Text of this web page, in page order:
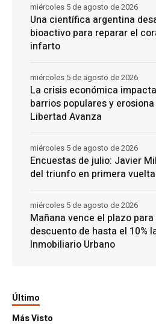
Una científica argentina
bioactivo para reparar el
infarto
miércoles 5 de agosto de 2026
La crisis económica
barrios populares y
Libertad Avanza
miércoles 5 de agosto de 2026
Encuestas de julio: Javier
del triunfo en primera
miércoles 5 de agosto de 2026
Mañana vence el plazo
descuento de hasta el 10%
Inmobiliario Urbano
miércoles 5 de agosto de 2026
Último
Más Visto